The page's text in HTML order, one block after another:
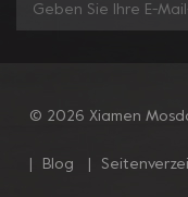
© 2026 Xiamen
Blog